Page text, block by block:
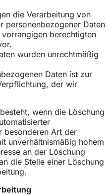
die Verarbeitung von
personenbezogener Daten
berechtigten
wurden unrechtmäßig
Daten ist zur
der wir
wenn die Löschung
besonderen Art der
unverhältnismäßig hohem
an der Löschung
die Stelle einer Löschung